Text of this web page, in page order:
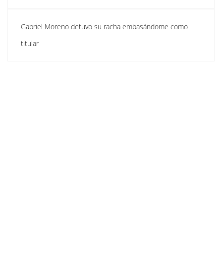
Gabriel Moreno detuvo su racha embasándome como
titular